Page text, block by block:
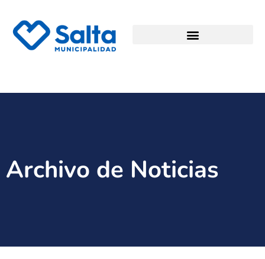
Archivo de Noticias